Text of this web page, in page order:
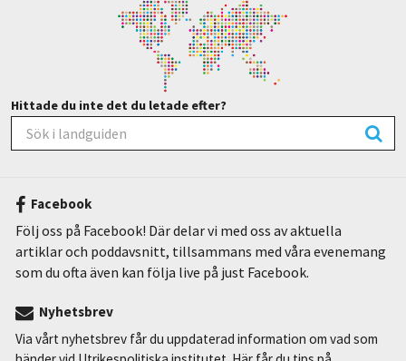
Hittade du inte det du letade efter?
Facebook
Följ oss på Facebook! Där delar vi med oss av aktuella
artiklar och poddavsnitt, tillsammans med våra evenemang
som du ofta även kan följa live på just Facebook.
Nyhetsbrev
Via vårt nyhetsbrev får du uppdaterad information om vad som